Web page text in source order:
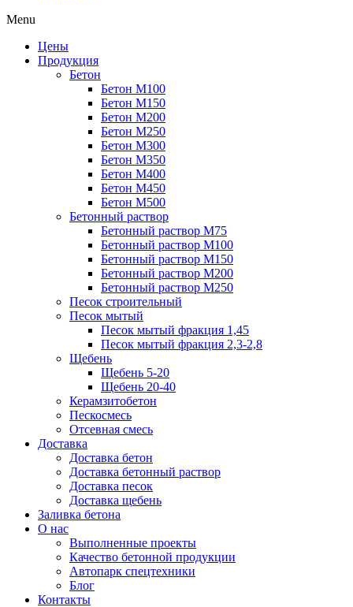
Menu
Цены
Продукция
Бетон
Бетон М100
Бетон М150
Бетон М200
Бетон М250
Бетон М300
Бетон М350
Бетон М400
Бетон М450
Бетон М500
Бетонный раствор
Бетонный раствор М75
Бетонный раствор М100
Бетонный раствор М150
Бетонный раствор М200
Бетонный раствор М250
Песок строительный
Песок мытый
Песок мытый фракция 1,45
Песок мытый фракция 2,3-2,8
Щебень
Щебень 5-20
Щебень 20-40
Керамзитобетон
Пескосмесь
Отсевная смесь
Доставка
Доставка бетон
Доставка бетонный раствор
Доставка песок
Доставка щебень
Заливка бетона
О нас
Выполненные проекты
Качество бетонной продукции
Автопарк спецтехники
Блог
Контакты